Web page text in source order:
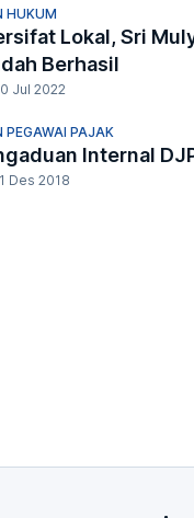
HUKUM
Lokal, Sri
Berhasil
Jul 2022
PEGAWAI PAJAK
Internal
Des 2018